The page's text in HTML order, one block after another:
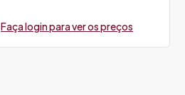
Faça login para ver os preços